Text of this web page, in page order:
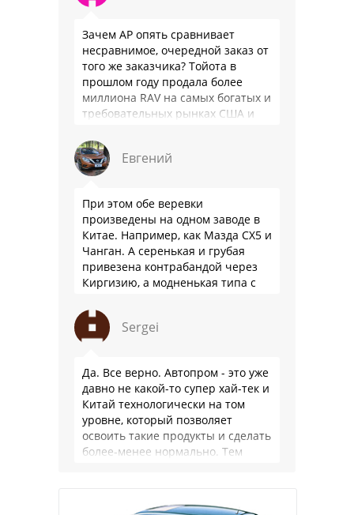
Зачем АР опять сравнивает
несравнимое, очередной заказ от
того же заказчика? Тойота в
прошлом году продала более
миллиона RAV на самых богатых и
требовательных рынках США и
подтвердив статус …
Евгений
При этом обе веревки
произведены на одном заводе в
Китае. Например, как Мазда СХ5 и
Чанган. А серенькая и грубая
привезена контрабандой через
Киргизию, а модненькая типа с
Sergei
Да. Все верно. Автопром - это уже
давно не какой-то супер хай-тек и
Китай технологически на том
уровне, который позволяет
освоить такие продукты и сделать
более-менее нормально. Тем